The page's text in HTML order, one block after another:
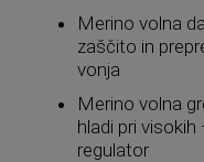
Merino volna
zaščito in
vonja
Merino volna
hladi pri
regulator